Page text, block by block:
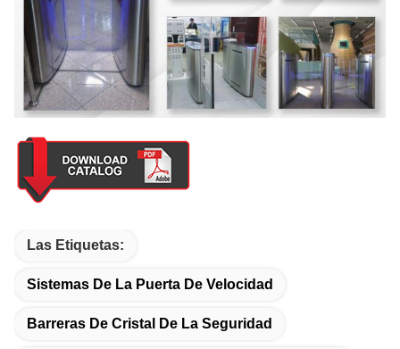
Las Etiquetas:
Sistemas De La Puerta De Velocidad
Barreras De Cristal De La Seguridad